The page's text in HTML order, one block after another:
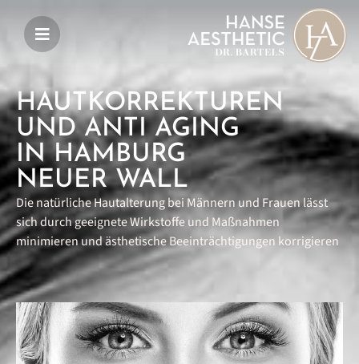
HAUT­KORREKTUREN
UND ANTI AGING
IN HAMBURG
NEUER WALL
Die natürliche Hautalterung bei Männern und Frauen lässt
sich durch geeignete Wirkstoffe und Maßnahmen
minimieren und ästhetische Beeinträchtigungen korrigieren